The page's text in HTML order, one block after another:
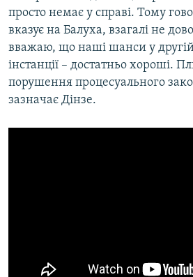
просто немає у справі. Тому
вказує на Балуха, взагалі не
вважаю, що наші шанси у другій
інстанції – достатньо хороші.
порушення процесуального
зазначає Дінзе.